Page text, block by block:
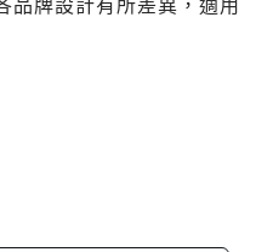
品牌設計有所差異，適用